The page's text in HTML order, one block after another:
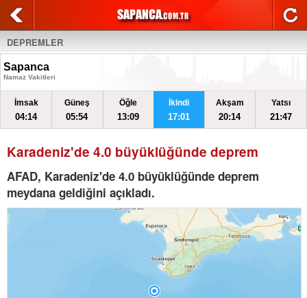
DEPREMLER
Sapanca
Namaz Vakitleri
İmsak
04:14
Güneş
05:54
Öğle
13:09
İkindi
17:01
Akşam
20:14
Yatsı
21:47
Karadeniz'de 4.0 büyüklüğünde deprem
AFAD, Karadeniz'de 4.0 büyüklüğünde deprem
meydana geldiğini açıkladı.